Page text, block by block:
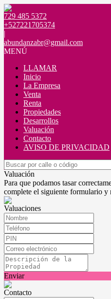
729 485 5372
+527221705374
|
abundanzabr@gmail.com
MENÚ
LLAMAR
Inicio
La Empresa
Venta
Renta
Propiedades
Desarrollos
Valuación
Contacto
AVISO DE PRIVACIDAD
Valuación
Para que podamos tasar
complete el siguiente formulario y
Valuaciones
Enviar
Contacto